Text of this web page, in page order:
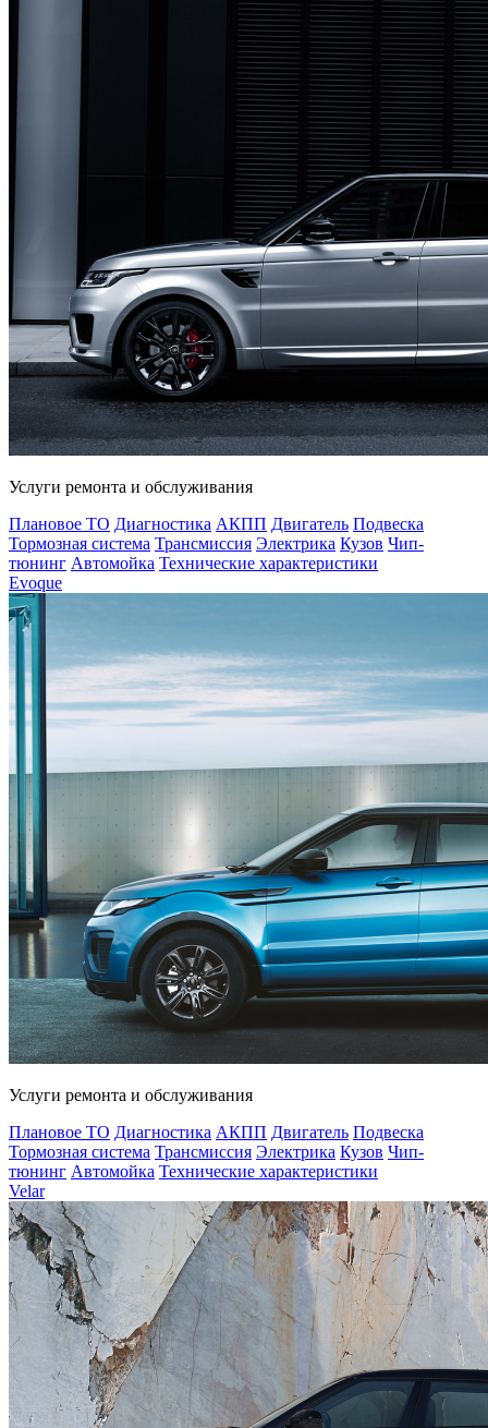
Услуги ремонта и обслуживания
Плановое ТО Диагностика АКПП Двигатель Подвеска
Тормозная система Трансмиссия Электрика Кузов Чип-
тюнинг Автомойка Технические характеристики
Evoque
Услуги ремонта и обслуживания
Плановое ТО Диагностика АКПП Двигатель Подвеска
Тормозная система Трансмиссия Электрика Кузов Чип-
тюнинг Автомойка Технические характеристики
Velar